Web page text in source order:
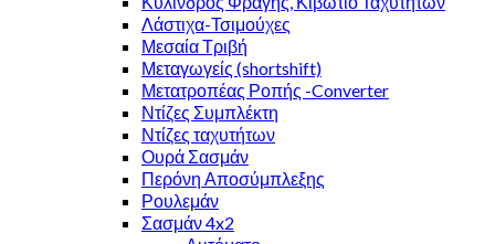
Λάστιχα-Τσιμούχες
Μεσαία Τριβή
Μεταγωγείς (shortshift)
Μετατροπέας Ροπής -Converter
Ντίζες Συμπλέκτη
Ντίζες ταχυτήτων
Ουρά Σασμάν
Περόνη Αποσύμπλεξης
Ρουλεμάν
Σασμάν 4x2